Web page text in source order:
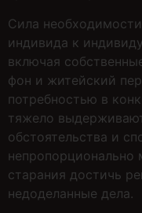
Сила
индивида к
включая
фон и житейский
потребностью в
тяжело
обстоятельства и
непропорционально
старания достичь
недоделанные дела.